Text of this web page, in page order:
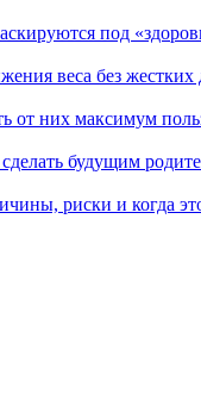
под
веса без жестких
от них максимум
будущим
риски и когда